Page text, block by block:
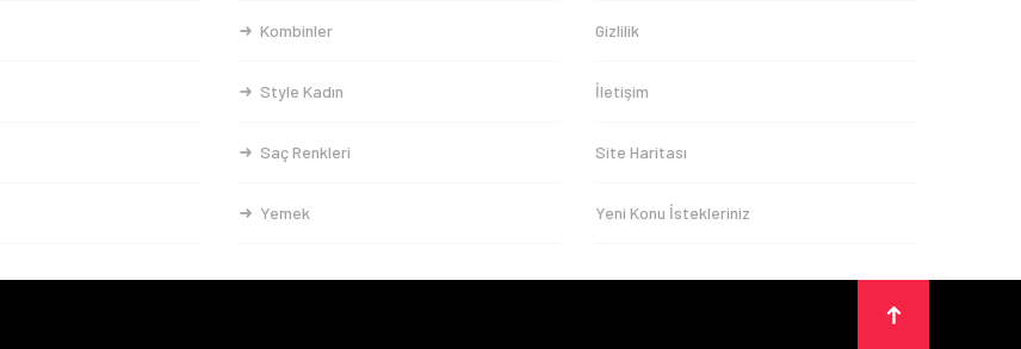
Kombinler
Style Kadın
Saç Renkleri
Yemek
Gizlilik
İletişim
Site Haritası
Yeni Konu İstekleriniz